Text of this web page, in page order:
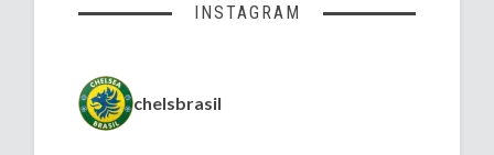
INSTAGRAM
chelsbrasil